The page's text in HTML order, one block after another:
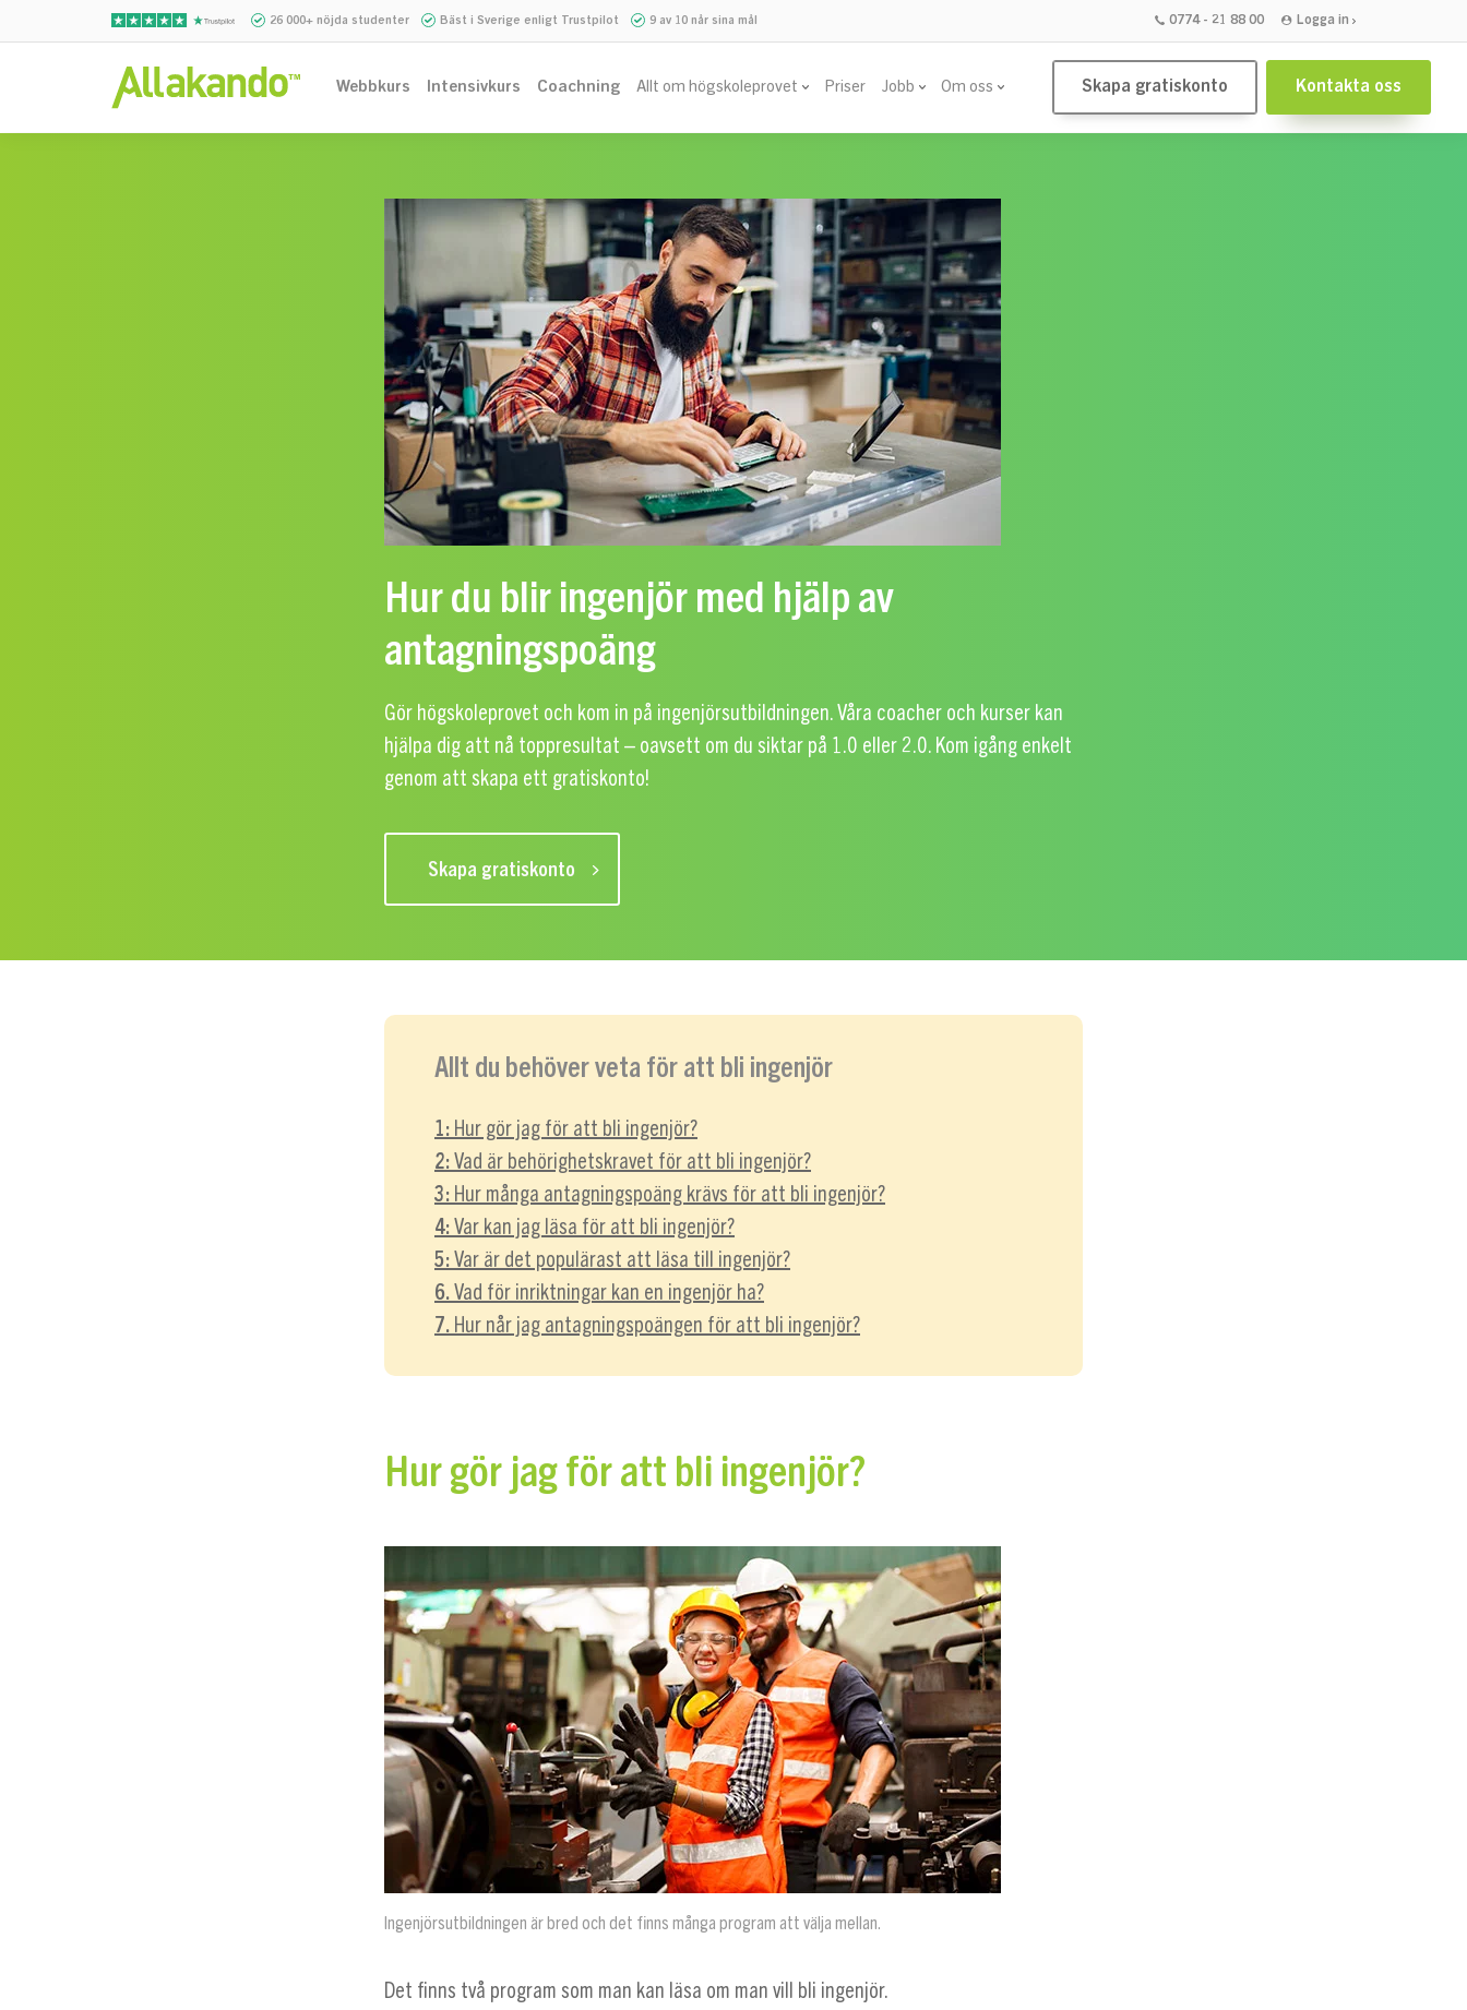
26 000+ nöjda studenter Bäst i Sverige enligt Trustpilot 9 av 10 når sina mål 0774 - 21 88 00 Logga in
Webbkurs Intensivkurs Coachning Allt om högskoleprovet Priser Jobb Om oss Skapa gratiskonto Kontakta oss
Hur du blir ingenjör med hjälp av
antagningspoäng
Gör högskoleprovet och kom in på ingenjörsutbildningen. Våra coacher och kurser kan
hjälpa dig att nå toppresultat – oavsett om du siktar på 1.0 eller 2.0. Kom igång enkelt
genom att skapa ett gratiskonto!
Skapa gratiskonto
Allt du behöver veta för att bli ingenjör
1: Hur gör jag för att bli ingenjör?
2: Vad är behörighetskravet för att bli ingenjör?
3: Hur många antagningspoäng krävs för att bli ingenjör?
4: Var kan jag läsa för att bli ingenjör?
5: Var är det populärast att läsa till ingenjör?
6. Vad för inriktningar kan en ingenjör ha?
7. Hur når jag antagningspoängen för att bli ingenjör?
Hur gör jag för att bli ingenjör?
Ingenjörsutbildningen är bred och det finns många program att välja mellan.
Det finns två program som man kan läsa om man vill bli ingenjör.